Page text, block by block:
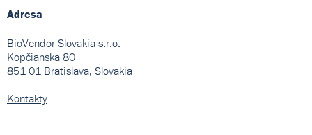
Adresa
BioVendor Slovakia s.r.o.
Kopčianska 80
851 01 Bratislava, Slovakia
Kontakty